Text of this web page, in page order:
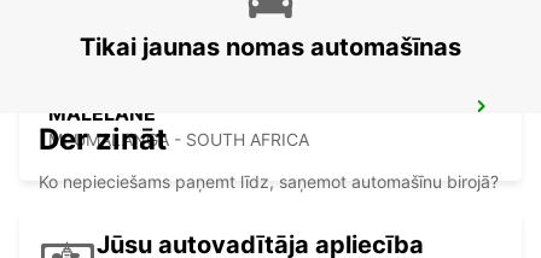
MALELANE
MPUMALANGA - SOUTH AFRICA
Tikai jaunas nomas automašīnas
Der zināt
Ko nepieciešams paņemt līdz, saņemot automašīnu birojā?
Jūsu autovadītāja apliecība